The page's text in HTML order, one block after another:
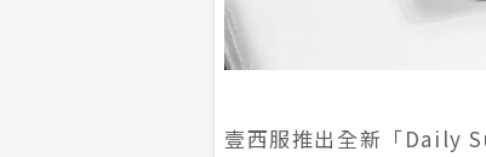
壹西服推出全新「Daily